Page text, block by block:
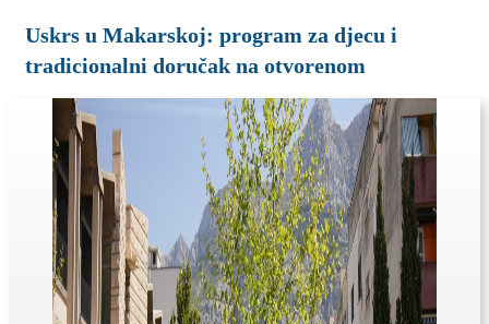
Uskrs u Makarskoj: program za djecu i
tradicionalni doručak na otvorenom